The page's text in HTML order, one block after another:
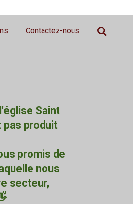
Contactez-nous
Saint
pas produit
promis de
nous
secteur,